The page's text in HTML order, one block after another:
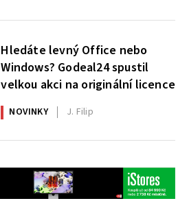
Hledáte levný Office nebo
Windows? Godeal24 spustil
velkou akci na originální licence
NOVINKY J. Filip